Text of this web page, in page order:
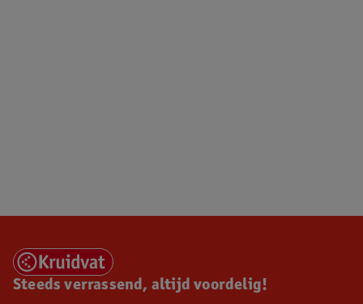
Steeds verrassend, altijd voordelig!